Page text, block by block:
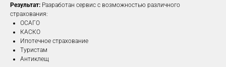
Результат: Разработан сервис с возможностью различного
страхования:
ОСАГО
КАСКО
Ипотечное страхование
Туристам
Антиклещ
ПОДРОБНЕЕ